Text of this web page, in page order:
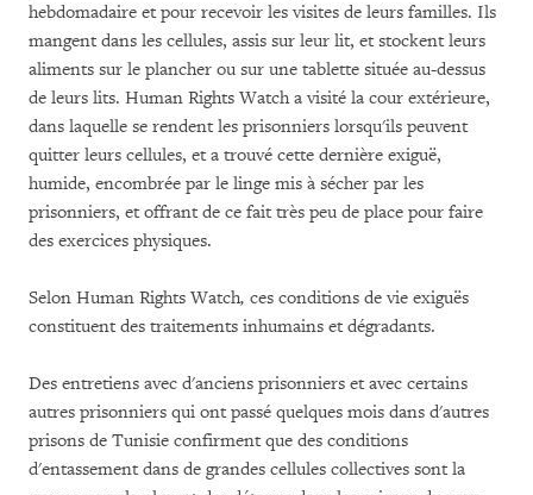
hebdomadaire et pour recevoir les visites de leurs familles. Ils
mangent dans les cellules, assis sur leur lit, et stockent leurs
aliments sur le plancher ou sur une tablette située au-dessus
de leurs lits. Human Rights Watch a visité la cour extérieure,
dans laquelle se rendent les prisonniers lorsqu'ils peuvent
quitter leurs cellules, et a trouvé cette dernière exiguë,
humide, encombrée par le linge mis à sécher par les
prisonniers, et offrant de ce fait très peu de place pour faire
des exercices physiques.
Selon Human Rights Watch, ces conditions de vie exiguës
constituent des traitements inhumains et dégradants.
Des entretiens avec d'anciens prisonniers et avec certains
autres prisonniers qui ont passé quelques mois dans d'autres
prisons de Tunisie confirment que des conditions
d'entassement dans de grandes cellules collectives sont la